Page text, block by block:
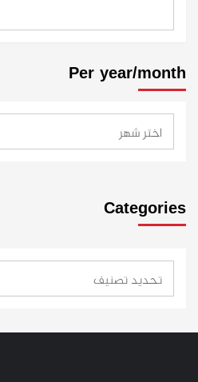
Per year/month
Categories